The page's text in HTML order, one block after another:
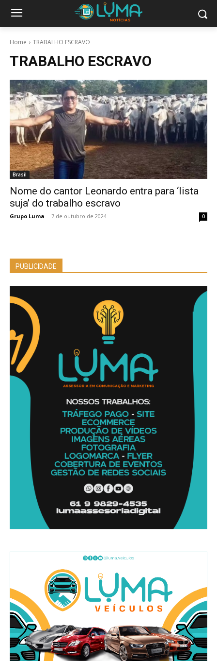
Home TRABALHO ESCRAVO
TRABALHO ESCRAVO
Brasil
Nome do cantor Leonardo entra para ‘lista
suja’ do trabalho escravo
Grupo Luma - 7 de outubro de 2024 0
PUBLICIDADE